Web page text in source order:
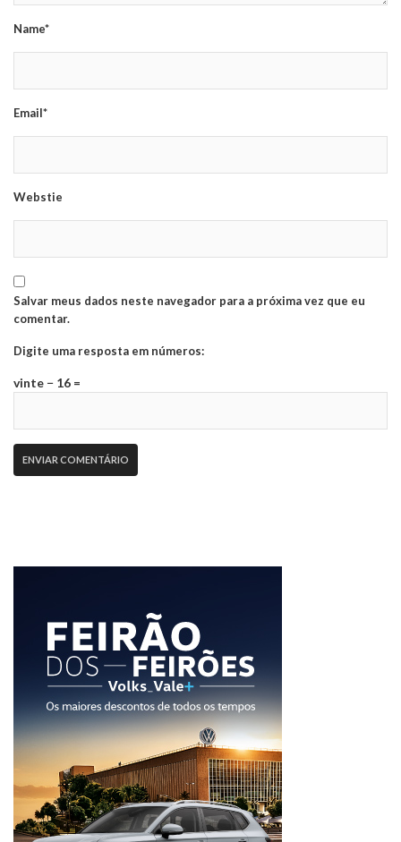
Name*
Email*
Webstie
Salvar meus dados neste navegador para a próxima vez que eu
comentar.
Digite uma resposta em números:
vinte − 16 =